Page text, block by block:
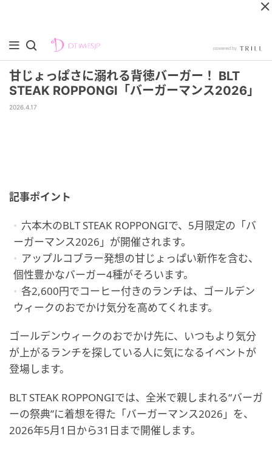
甘じょっぱさに溺れる背徳バーガー！ BLT
STEAK ROPPONGI「バーガーマンス2026」
2026.4.17
記事ポイント
六本木のBLT STEAK ROPPONGIで、5月限定の「バ
ーガーマンス2026」が開催されます。
アップルコブラー発想の甘じょっぱい新作を含む、
個性豊かなバーガー4種がそろいます。
各2,600円でコーヒー付きのランチは、ゴールデン
ウィークのおでかけ気分を高めてくれます。
ゴールデンウィークのおでかけ先に、いつもより気分
が上がるランチを探している人に気になるイベントが
登場します。
BLT STEAK ROPPONGIでは、全米で親しまれる“バーガ
ーの祭典”に着想を得た「バーガーマンス2026」を、
2026年5月1日から31日まで開催します。